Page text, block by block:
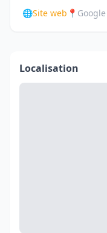
🌐Site web 📍
Localisation